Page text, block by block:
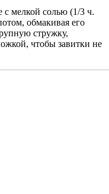
с мелкой солью (1/3 ч.
обмакивая его
стружку,
чтобы завитки не